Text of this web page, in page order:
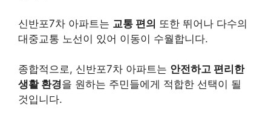
신반포7차 아파트는 교통 편의 또한 뛰어나 다수의
대중교통 노선이 있어 이동이 수월합니다.
종합적으로, 신반포7차 아파트는 안전하고 편리한
생활 환경을 원하는 주민들에게 적합한 선택이 될
것입니다.